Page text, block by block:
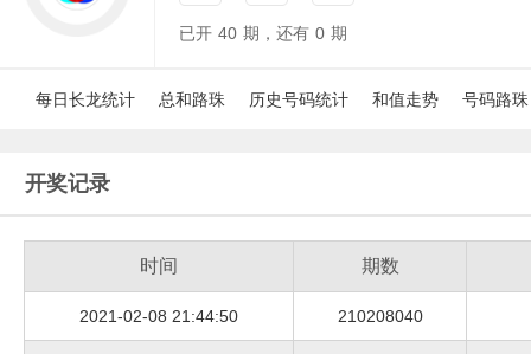
已开 40 期，还有 0 期
每日长龙统计 总和路珠 历史号码统计 和值走势 号码路珠
开奖记录
时间 期数
2021-02-08 21:44:50 210208040